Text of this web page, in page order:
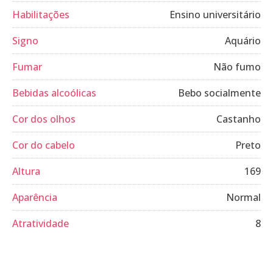
Habilitações
Ensino universitário
Signo
Aquário
Fumar
Não fumo
Bebidas alcoólicas
Bebo socialmente
Cor dos olhos
Castanho
Cor do cabelo
Preto
Altura
169
Aparência
Normal
Atratividade
8